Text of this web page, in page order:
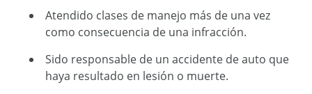
Atendido clases de manejo más de una vez
como consecuencia de una infracción.
Sido responsable de un accidente de auto que
haya resultado en lesión o muerte.